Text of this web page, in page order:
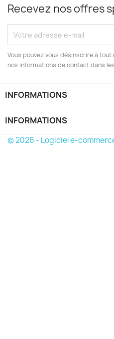
Recevez nos offres
Vous pouvez vous désinscrire à
nos informations de contact dans
INFORMATIONS
INFORMATIONS
© 2026 - Logiciel e-